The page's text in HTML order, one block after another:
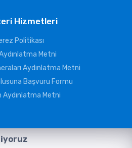
Hizmetleri
Politikası
Aydınlatma Metni
Aydınlatma Metni
Başvuru Formu
Aydınlatma Metni